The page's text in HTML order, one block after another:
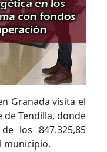
Granada visita el
de Tendilla, donde
los 847.325,85
municipio.